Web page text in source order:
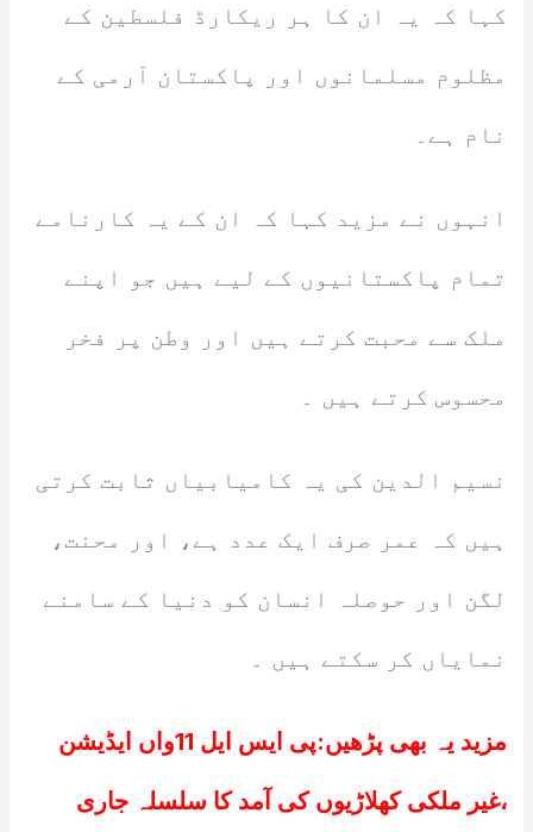
کہا کہ یہ ان کا ہر ریکارڈ فلسطین کے
مظلوم مسلمانوں اور پاکستان آرمی کے
نام ہے۔
انہوں نے مزید کہا کہ ان کے یہ کارنامے
تمام پاکستانیوں کے لیے ہیں جو اپنے
ملک سے محبت کرتے ہیں اور وطن پر فخر
محسوس کرتے ہیں ۔
نسیم الدین کی یہ کامیابیاں ثابت کرتی
ہیں کہ عمر صرف ایک عدد ہے، اور محنت،
لگن اور حوصلہ انسان کو دنیا کے سامنے
نمایاں کر سکتے ہیں ۔
مزید یہ بھی پڑھیں: پی ایس ایل 11واں ایڈیشن
،غیر ملکی کھلاڑیوں کی آمد کا سلسلہ جاری